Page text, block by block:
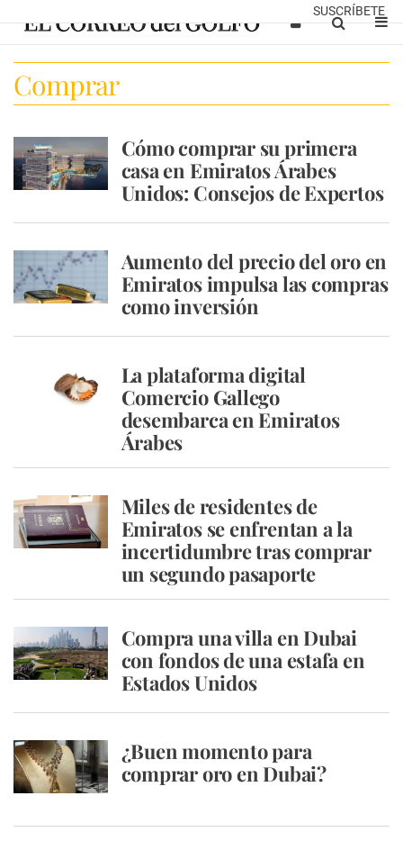
SUSCRÍBETE
Comprar
Cómo comprar su primera
casa en Emiratos Árabes
Unidos: Consejos de Expertos
Aumento del precio del oro en
Emiratos impulsa las compras
como inversión
La plataforma digital
Comercio Gallego
desembarca en Emiratos
Árabes
Miles de residentes de
Emiratos se enfrentan a la
incertidumbre tras comprar
un segundo pasaporte
Compra una villa en Dubai
con fondos de una estafa en
Estados Unidos
¿Buen momento para
comprar oro en Dubai?